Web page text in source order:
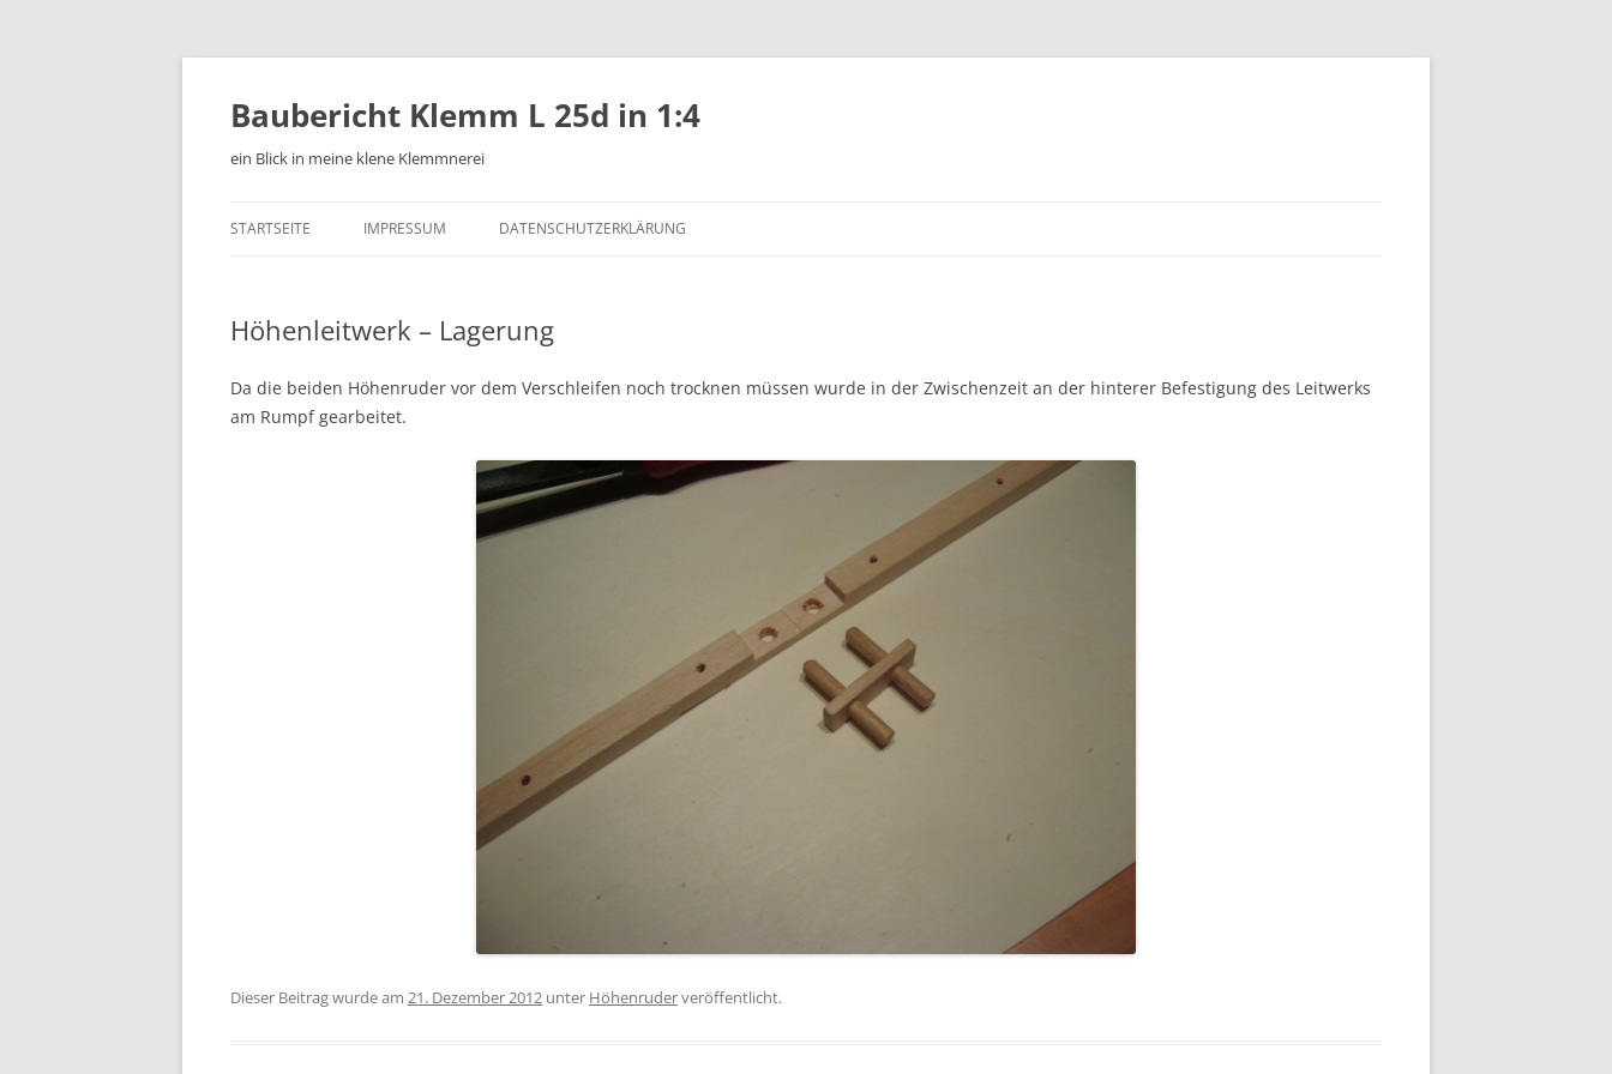
Zum
springen
Baubericht Klemm L 25d in 1:4
ein Blick in meine klene Klemmnerei
STARTSEITE IMPRESSUM DATENSCHUTZERKLÄRUNG
Höhenleitwerk – Lagerung
Da die beiden Höhenruder vor dem Verschleifen noch trocknen müssen wurde in der Zwischenzeit an der hinterer Befestigung des Leitwerks
am Rumpf gearbeitet.
Dieser Beitrag wurde am 21. Dezember 2012 unter Höhenruderveröffentlicht.